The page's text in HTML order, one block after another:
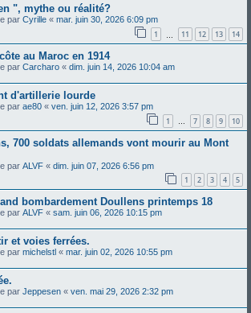
", mythe ou réalité?
par Cyrille « mar. juin 30, 2026 6:09 pm
1 11 12 13 14
au Maroc en 1914
par Carcharo « dim. juin 14, 2026 10:04 am
d'artillerie lourde
par ae80 « ven. juin 12, 2026 3:57 pm
1 … 7 8 9 10
700 soldats allemands vont mourir au Mont
par ALVF « dim. juin 07, 2026 6:56 pm
1 2 3 4 5
bombardement Doullens printemps 18
par ALVF « sam. juin 06, 2026 10:15 pm
et voies ferrées.
par michelstl « mar. juin 02, 2026 10:55 pm
par Jeppesen « ven. mai 29, 2026 2:32 pm